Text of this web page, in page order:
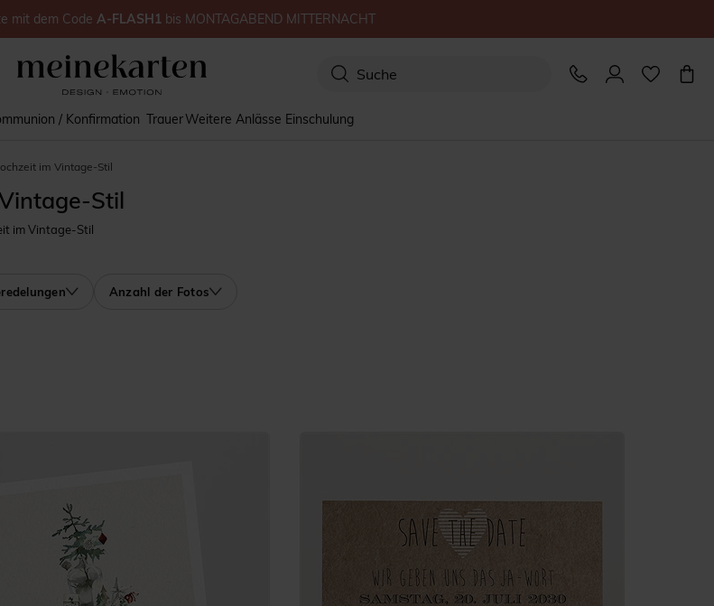
/ Konfirmation TrauerWeitere Anlässe Einschulung
im Vintage-Stil
Stil
im Vintage-Stil
Anzahl der Fotos
mit dem Code A-FLASH1 bis MONTAGABEND MITTERNACHT